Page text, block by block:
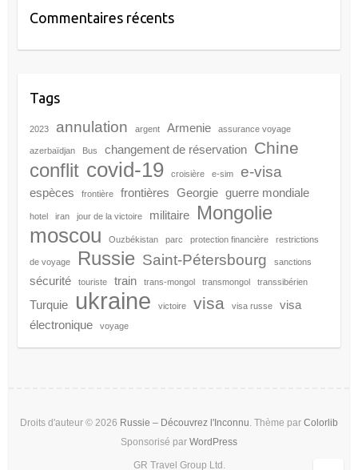
Commentaires récents
Tags
2023 annulation argent Armenie assurance voyage
azerbaïdjan Bus changement de réservation Chine
conflit covid-19 croisière e-sim e-visa
espèces frontière frontières Georgie guerre mondiale
hotel iran jour de la victoire militaire Mongolie
moscou Ouzbékistan parc protection financière restrictions
de voyage Russie Saint-Pétersbourg sanctions
sécurité touriste train trans-mongol transmongol transsibérien
Turquie ukraine victoire visa visa russe
visa
électronique
voyage
Droits d'auteur © 2026 Russie – Découvrez l'Inconnu . Thème par Colorlib
Sponsorisé par WordPress
GR Travel Group Ltd.